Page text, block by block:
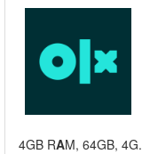
4GB RAM, 64GB, 4G.